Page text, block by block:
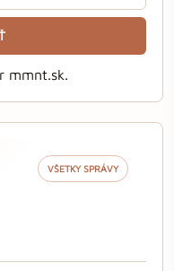
mmnt.sk.
VŠETKY SPRÁVY